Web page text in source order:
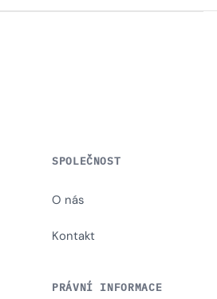
SPOLEČNOST
O nás
Kontakt
PRÁVNÍ INFORMACE